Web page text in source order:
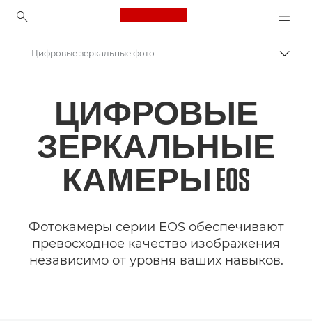
Canon Logo, back to
Цифровые камеры
Цифровые зеркальные фотокамеры
ЦИФРОВЫЕ
ЗЕРКАЛЬНЫЕ
КАМЕРЫ EOS
Фотокамеры серии EOS обеспечивают
превосходное качество изображения
независимо от уровня ваших навыков.